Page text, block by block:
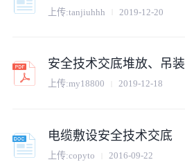
上传:tanjiuhhh 2019-12-20
安全技术交底堆放、吊装
上传:my18800 2019-12-18
电缆敷设安全技术交底
上传:copyto 2016-09-22